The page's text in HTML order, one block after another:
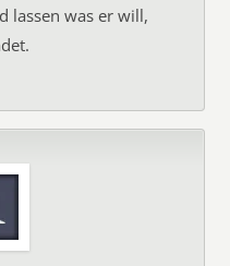
lassen was er will,